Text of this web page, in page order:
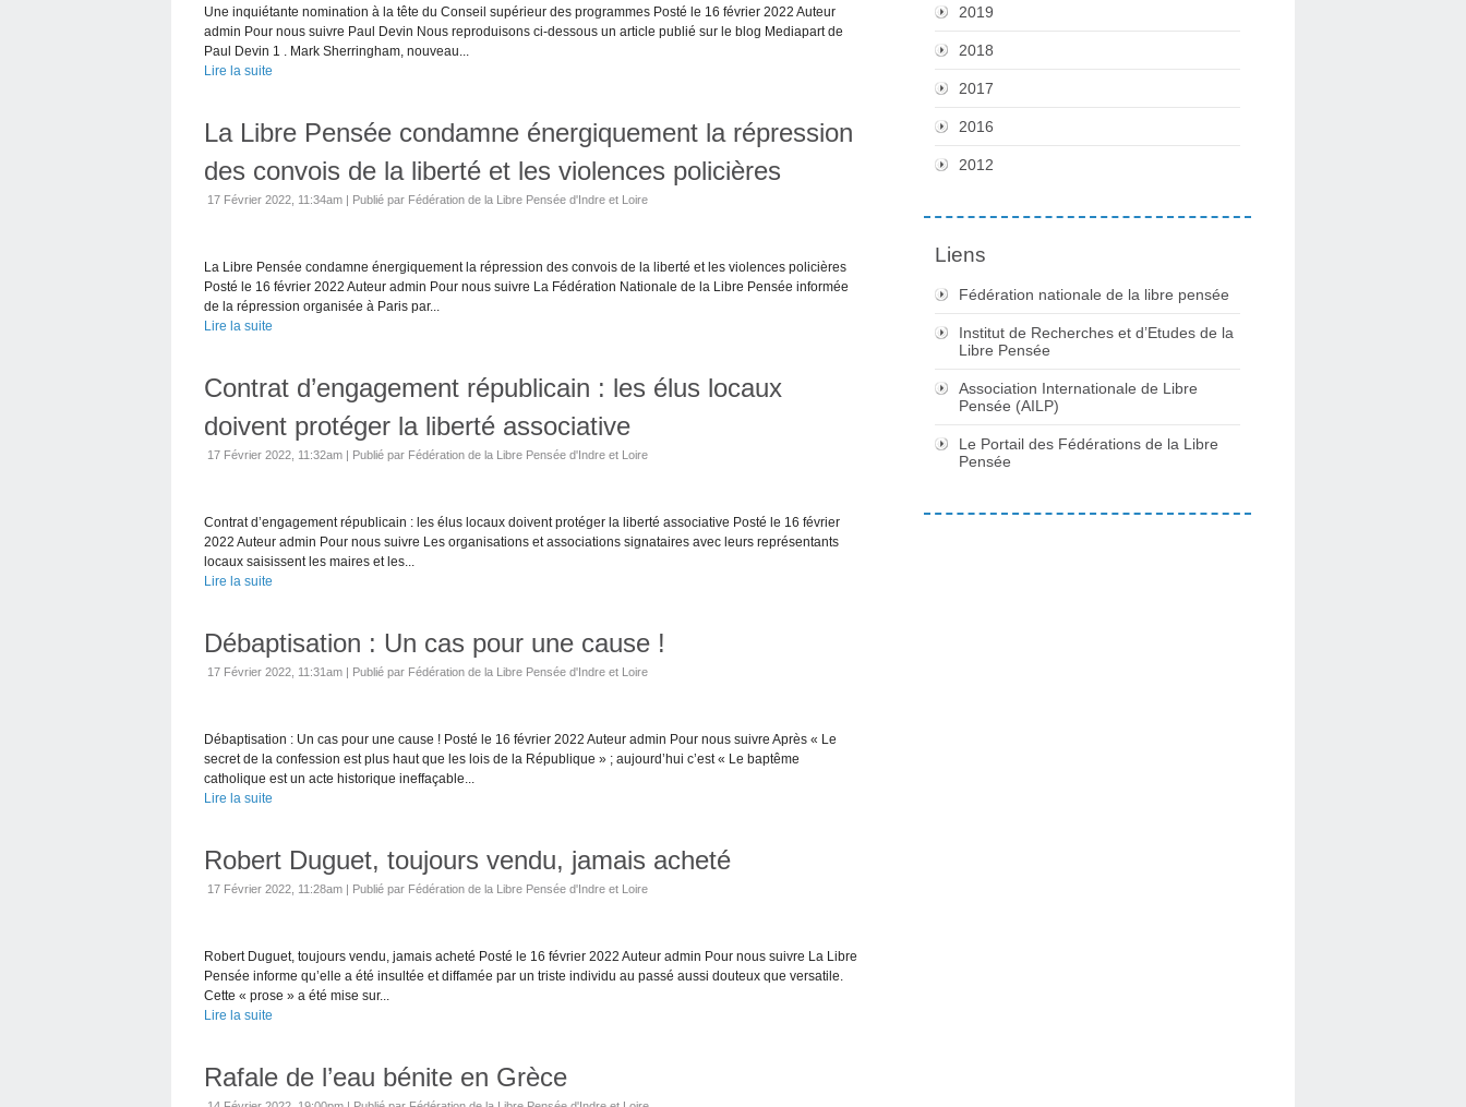
Une inquiétante nomination à la tête du Conseil supérieur des programmes Posté le 16 février 2022 Auteur
admin Pour nous suivre Paul Devin Nous reproduisons ci-dessous un article publié sur le blog Mediapart de
Paul Devin 1 . Mark Sherringham, nouveau...
Lire la suite
La Libre Pensée condamne énergiquement la répression
des convois de la liberté et les violences policières
17 Février 2022, 11:34am | Publié par Fédération de la Libre Pensée d'Indre et Loire
La Libre Pensée condamne énergiquement la répression des convois de la liberté et les violences policières
Posté le 16 février 2022 Auteur admin Pour nous suivre La Fédération Nationale de la Libre Pensée informée
de la répression organisée à Paris par...
Lire la suite
Contrat d’engagement républicain : les élus locaux
doivent protéger la liberté associative
17 Février 2022, 11:32am | Publié par Fédération de la Libre Pensée d'Indre et Loire
Contrat d’engagement républicain : les élus locaux doivent protéger la liberté associative Posté le 16 février
2022 Auteur admin Pour nous suivre Les organisations et associations signataires avec leurs représentants
locaux saisissent les maires et les...
Lire la suite
Débaptisation : Un cas pour une cause !
17 Février 2022, 11:31am | Publié par Fédération de la Libre Pensée d'Indre et Loire
Débaptisation : Un cas pour une cause ! Posté le 16 février 2022 Auteur admin Pour nous suivre Après « Le
secret de la confession est plus haut que les lois de la République » ; aujourd’hui c’est « Le baptême
catholique est un acte historique ineffaçable...
Lire la suite
Robert Duguet, toujours vendu, jamais acheté
17 Février 2022, 11:28am | Publié par Fédération de la Libre Pensée d'Indre et Loire
Robert Duguet, toujours vendu, jamais acheté Posté le 16 février 2022 Auteur admin Pour nous suivre La Libre
Pensée informe qu’elle a été insultée et diffamée par un triste individu au passé aussi douteux que versatile.
Cette « prose » a été mise sur...
Lire la suite
Rafale de l’eau bénite en Grèce
2019
2018
2017
2016
2012
Liens
Fédération nationale de la libre pensée
Institut de Recherches et d’Etudes de la
Libre Pensée
Association Internationale de Libre
Pensée (AILP)
Le Portail des Fédérations de la Libre
Pensée